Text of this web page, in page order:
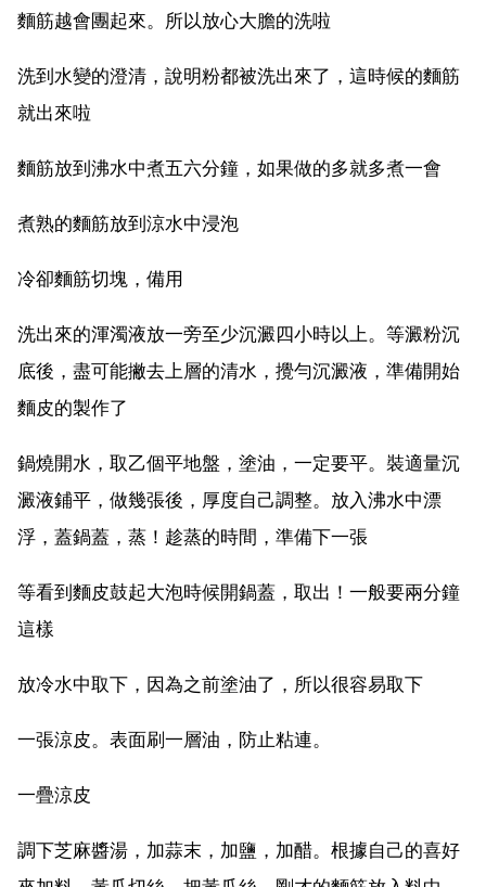
麵筋越會團起來。所以放心大膽的洗啦
洗到水變的澄清，說明粉都被洗出來了，這時候的麵筋
就出來啦
麵筋放到沸水中煮五六分鐘，如果做的多就多煮一會
煮熟的麵筋放到涼水中浸泡
冷卻麵筋切塊，備用
洗出來的渾濁液放一旁至少沉澱四小時以上。等澱粉沉
底後，盡可能撇去上層的清水，攪勻沉澱液，準備開始
麵皮的製作了
鍋燒開水，取乙個平地盤，塗油，一定要平。裝適量沉
澱液鋪平，做幾張後，厚度自己調整。放入沸水中漂
浮，蓋鍋蓋，蒸！趁蒸的時間，準備下一張
等看到麵皮鼓起大泡時候開鍋蓋，取出！一般要兩分鐘
這樣
放冷水中取下，因為之前塗油了，所以很容易取下
一張涼皮。表面刷一層油，防止粘連。
一疊涼皮
調下芝麻醬湯，加蒜末，加鹽，加醋。根據自己的喜好